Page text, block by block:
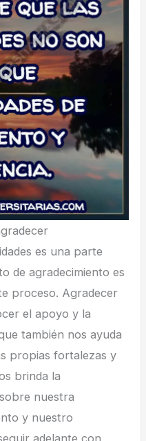
es una parte
de agradecimiento es
proceso. Agradecer
el apoyo y la
también nos ayuda
propias fortalezas y
brinda la
nuestra
y nuestro
adelante con